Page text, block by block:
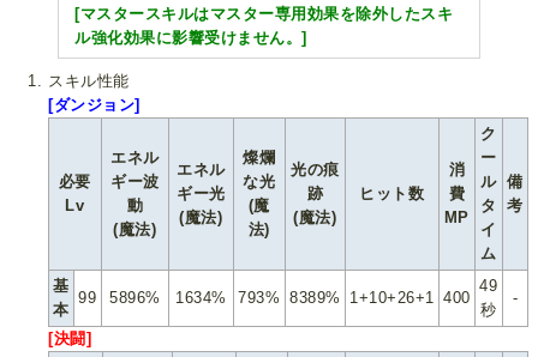
[マスタースキルはマスター専用効果を除外したスキ
ル強化効果に影響受けません。]
スキル性能
[ダンジョン]
必要
Lv
エネル
ギー波
動
(魔法)
エネル
ギー光
(魔法)
燦爛
な光
(魔
法)
光の痕
跡
(魔法)
ヒット数
消
費
MP
ク
ー
ル
タ
イ
ム
備
考
基
本
99 5896% 1634% 793% 8389% 1+10+26+1 400
49
秒
-
[決闘]